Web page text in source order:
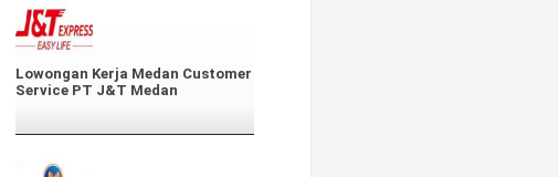
Lowongan Kerja Medan Customer
Service PT J&T Medan